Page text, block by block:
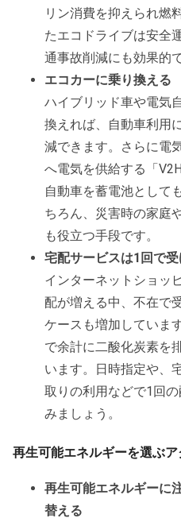
リン消費を抑えられ燃
たエコドライブは安全
通事故削減にも効果的で
エコカーに乗り換える
ハイブリッド車や電気
換えれば、自動車利用
減できます。さらに電
へ電気を供給する「
自動車を蓄電池として
ちろん、災害時の家庭
も役立つ手段です。
宅配サービスは1回で
インターネットショッ
配が増える中、不在で
ケースも増加していま
で余計に二酸化炭素を
います。日時指定や、
取りの利用などで1回
みましょう。
再生可能エネルギーを選ぶ
再生可能エネルギーに
替える